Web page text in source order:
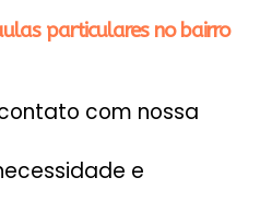
particulares no bairro
com nossa
e